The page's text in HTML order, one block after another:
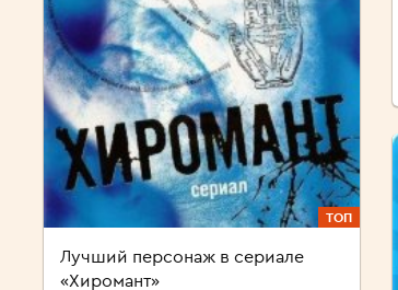
ТОП
Лучший персонаж в сериале
«Хиромант»